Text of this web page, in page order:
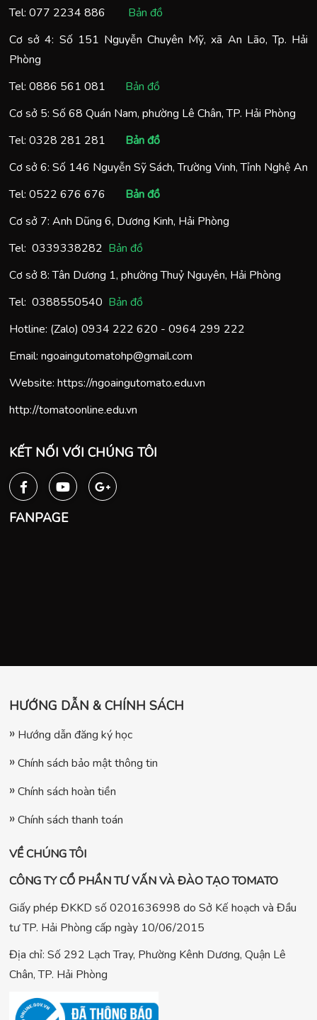
Tel: 077 2234 886
Bản đồ
Cơ sở 4: Số 151 Nguyễn Chuyên Mỹ, xã An Lão, Tp. Hải
Phòng
Tel: 0886 561 081
Bản đồ
Cơ sở 5: Số 68 Quán Nam, phường Lê Chân, TP. Hải Phòng
Tel: 0328 281 281
Bản đồ
Cơ sở 6: Số 146 Nguyễn Sỹ Sách, Trường Vinh, Tỉnh Nghệ An
Tel: 0522 676 676
Bản đồ
Cơ sở 7: Anh Dũng 6, Dương Kinh, Hải Phòng
Tel: 0339338282 Bản đồ
Cơ sở 8: Tân Dương 1, phường Thuỷ Nguyên, Hải Phòng
Tel: 0388550540 Bản đồ
Hotline: (Zalo) 0934 222 620 - 0964 299 222
Email: ngoaingutomatohp@gmail.com
Website: https://ngoaingutomato.edu.vn
http://tomatoonline.edu.vn
KẾT NỐI VỚI CHÚNG TÔI
FANPAGE
HƯỚNG DẪN & CHÍNH SÁCH
Hướng dẫn đăng ký học
Chính sách bảo mật thông tin
Chính sách hoàn tiền
Chính sách thanh toán
VỀ CHÚNG TÔI
CÔNG TY CỔ PHẦN TƯ VẤN VÀ ĐÀO TẠO TOMATO
Giấy phép ĐKKD số 0201636998 do Sở Kế hoạch và Đầu
tư TP. Hải Phòng cấp ngày 10/06/2015
Địa chỉ: Số 292 Lạch Tray, Phường Kênh Dương, Quận Lê
Chân, TP. Hải Phòng